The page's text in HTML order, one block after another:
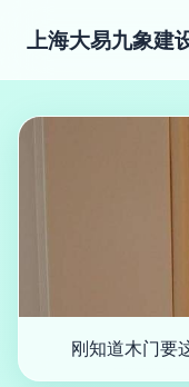
上海大易九象建
刚知道木门要